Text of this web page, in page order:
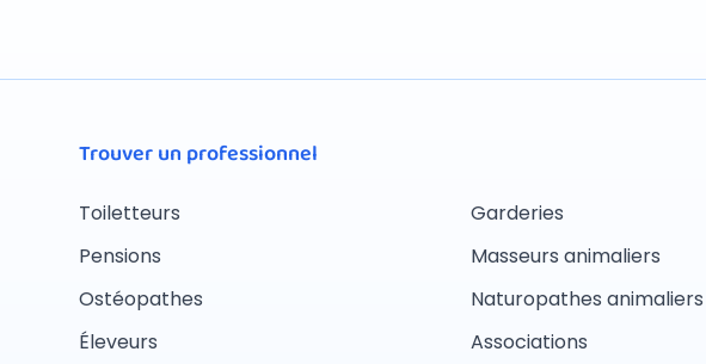
Trouver un professionnel
Toiletteurs
Pensions
Ostéopathes
Éleveurs
Garderies
Masseurs animaliers
Naturopathes animaliers
Associations